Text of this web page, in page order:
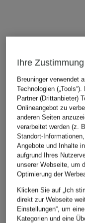
ÄHNLICHE
Ihre
Breuninger verwendet
Technologien
Partner (Drittanbieter)
Onlineangebot zu
anderen Seiten
verarbeitet werden (z.
Standort-
Angebote und Inhalte
aufgrund Ihres
unserer Webseite, um
Optimierung der
Klicken Sie auf „Ich
direkt zur Webseite
Einstellungen“, um
Kategorien und eine